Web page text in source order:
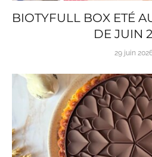
BIOTYFULL BOX ETÉ
DE JUIN
29 juin